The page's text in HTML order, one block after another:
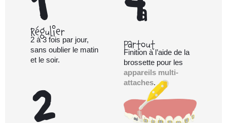
Régulier
2 à 3 fois par jour,
sans oublier le matin
et le soir.
2
a
Partout
Finition à l’aide de la
brossette pour les
appareils multi-
attaches.